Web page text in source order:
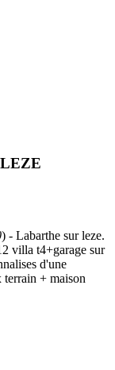
) - Labarthe sur leze.
villa t4+garage sur
d'une
terrain + maison